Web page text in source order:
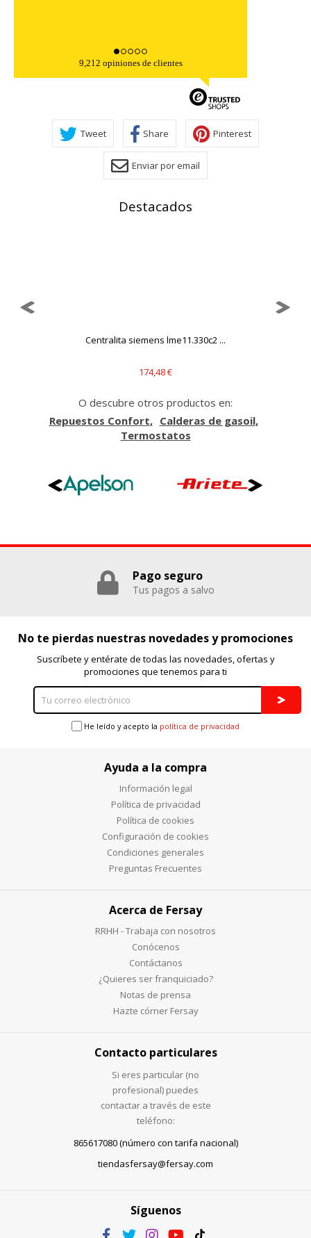
9,212 opiniones de clientes
Tweet Share Pinterest
Enviar por email
Destacados
Centralita siemens lme11.330c2 ...
174,48 €
O descubre otros productos en:
Repuestos Confort
Calderas de gasoil
Termostatos
Pago seguro
Tus pagos a salvo
No te pierdas nuestras novedades y promociones
Suscríbete y entérate de todas las novedades, ofertas y
promociones que tenemos para ti
He leído y acepto la política de privacidad
Ayuda a la compra
Información legal
Política de privacidad
Política de cookies
Configuración de cookies
Condiciones generales
Preguntas Frecuentes
Acerca de Fersay
RRHH - Trabaja con nosotros
Conócenos
Contáctanos
¿Quieres ser franquiciado?
Notas de prensa
Hazte córner Fersay
Contacto particulares
Si eres particular (no
profesional) puedes
contactar a través de este
teléfono:
865617080 (número con tarifa nacional)
tiendasfersay@fersay.com
Síguenos
Cookies de rendimiento
tráfico para poder evaluar el rendimiento de nuestro sitio y
mejorarlo. Nos ayudan a saber qué páginas son las más o
menos visitadas, y cómo los visitantes navegan por el sitio.
Toda la información que recogen estas cookies es
agregada y, por lo tanto, es anónima.
Cookies Utilizadas:
_utma,_utmb,_utmc,_utmz,_utmt,_utmz,_atuvc,_atuvs, _ga,
_gid, _evPromtCookies
_evAd, _evCoupon, _evSubscription, _evPromt